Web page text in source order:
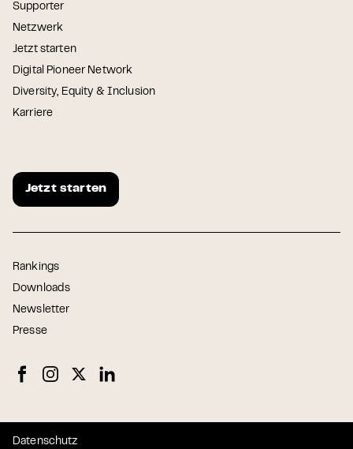
Supporter
Netzwerk
Jetzt starten
Digital Pioneer Network
Diversity, Equity & Inclusion
Karriere
Jetzt starten
Rankings
Downloads
Newsletter
Presse
Datenschutz